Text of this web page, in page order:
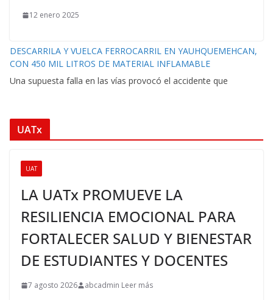
12 enero 2025
DESCARRILA Y VUELCA FERROCARRIL EN YAUHQUEMEHCAN,
CON 450 MIL LITROS DE MATERIAL INFLAMABLE
Una supuesta falla en las vías provocó el accidente que
UATx
UAT
LA UATx PROMUEVE LA
RESILIENCIA EMOCIONAL PARA
FORTALECER SALUD Y BIENESTAR
DE ESTUDIANTES Y DOCENTES
7 agosto 2026 abcadmin Leer más